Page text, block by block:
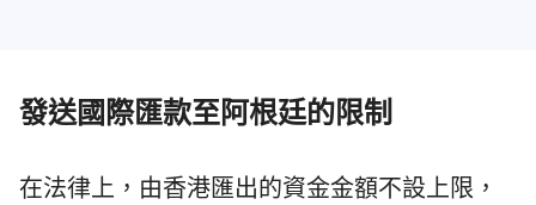
發送國際匯款至阿根廷的限制
在法律上，由香港匯出的資金金額不設上限，